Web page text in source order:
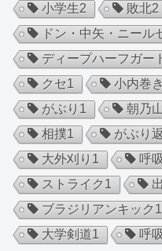
小学生2 敗北2
ドン・中矢・ニール
ディープハーフガー
クセ1 小内巻
がぶり 1 朝乃
相撲1 がぶり
大外刈り 1 呼吸
ストライク1
ブラジリアンキック1
大学剣道1 呼